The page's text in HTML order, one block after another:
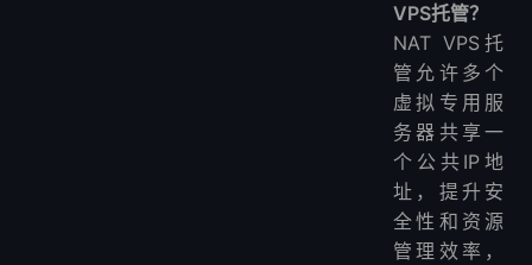
VPS托管？
NAT VPS托
管允许多个
虚拟专用服
务器共享一
个公共IP地
址，提升安
全性和资源
管理效率，